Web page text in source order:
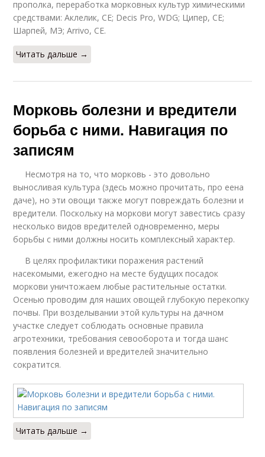
прополка, переработка морковных культур химическими
средствами: Аклелик, CE; Decis Pro, WDG; Ципер, CE;
Шарпей, МЭ; Arrivo, CE.
Читать дальше →
Морковь болезни и вредители
борьба с ними. Навигация по
записям
Несмотря на то, что морковь - это довольно
выносливая культура (здесь можно прочитать, про еена
даче), но эти овощи также могут повреждать болезни и
вредители. Поскольку на моркови могут завестись сразу
несколько видов вредителей одновременно, меры
борьбы с ними должны носить комплексный характер.
В целях профилактики поражения растений
насекомыми, ежегодно на месте будущих посадок
моркови уничтожаем любые растительные остатки.
Осенью проводим для наших овощей глубокую перекопку
почвы. При возделывании этой культуры на дачном
участке следует соблюдать основные правила
агротехники, требования севооборота и тогда шанс
появления болезней и вредителей значительно
сократится.
Читать дальше →